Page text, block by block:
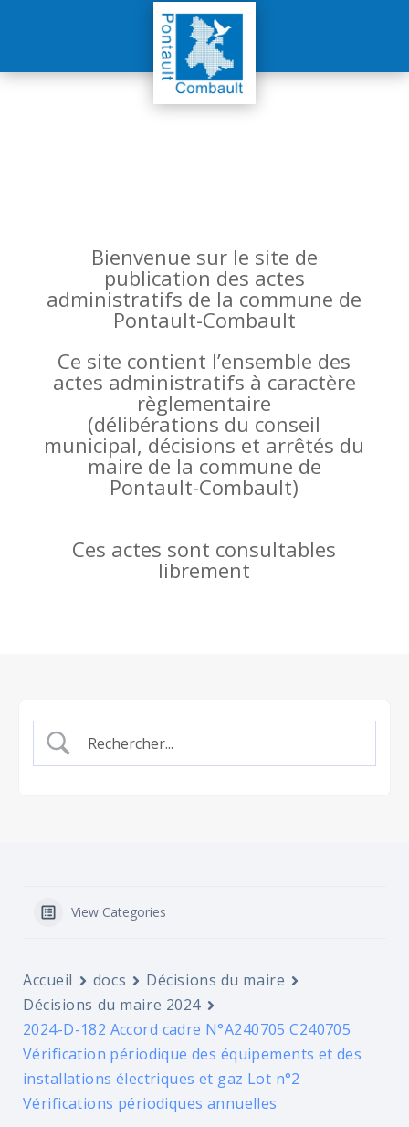
Bienvenue sur le site de
publication des actes
administratifs de la commune de
Pontault-Combault
Ce site contient l’ensemble des
actes administratifs à caractère
règlementaire
(délibérations du conseil
municipal, décisions et arrêtés du
maire de la commune de
Pontault-Combault)
Ces actes sont consultables
librement
View Categories
Accueil docs
Décisions du maire
Décisions du maire 2024
2024-D-182 Accord cadre N°A240705 C240705
Vérification périodique des équipements et des
installations électriques et gaz Lot n°2
Vérifications périodiques annuelles